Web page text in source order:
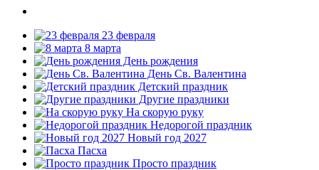
23 февраля
8 марта
День рождения
День Св. Валентина
Детский праздник
Другие праздники
На скорую руку
Недорогой праздник
Новый год 2027
Пасха
Просто праздник